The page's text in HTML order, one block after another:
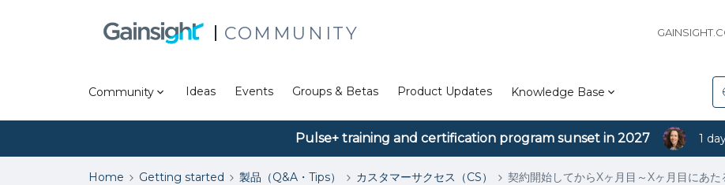
COMMUNITY
Community Ideas Events Groups & Betas Product Updates Knowledge Base
Pulse+ training and certification program sunset in 2027 1
Home Getting started 製品（Q&A・Tips） カスタマーサクセス（CS） 契約開始してからXヶ月目～Xヶ月目にあ